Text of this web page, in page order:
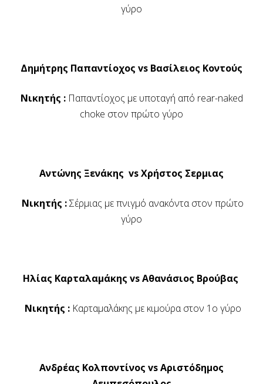
γύρο
Δημήτρης Παπαντίοχος vs Βασίλειος Κοντούς
Νικητής :Παπαντίοχος με υποταγή από rear-naked
choke στον πρώτο γύρο
Αντώνης Ξενάκης vs Χρήστος Σερμιας
Νικητής :Σέρμιας με πνιγμό ανακόντα στον πρώτο
γύρο
Ηλίας Καρταλαμάκης vs Αθανάσιος Βρούβας
Νικητής :Καρταμαλάκης με κιμούρα στον 1ο γύρο
Ανδρέας Κολποντίνος vs Αριστόδημος